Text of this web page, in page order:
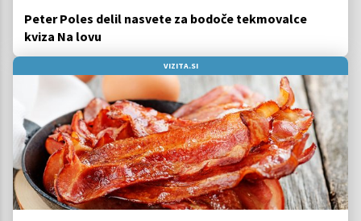
Peter Poles delil nasvete za bodoče tekmovalce
kviza Na lovu
VIZITA.SI